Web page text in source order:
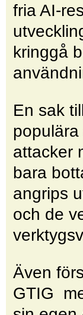
fria AI-
kringgå
En sak
attacker
bara
angrips
och de
Även
GTIG